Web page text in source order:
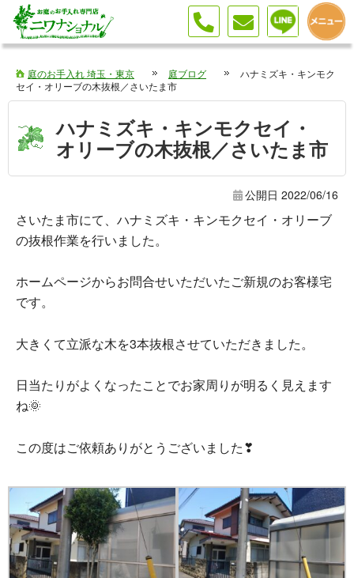
庭のお手入れ 埼玉・東京 庭ブログ
ハナミズキ・キンモク
セイ・オリーブの木抜根／さいたま市
ハナミズキ・キンモクセイ・
オリーブの木抜根／さいたま市
公開日 2022/06/16
さいたま市にて、ハナミズキ・キンモクセイ・オリーブ
の抜根作業を行いました。
ホームページからお問合せいただいたご新規のお客様宅
です。
大きくて立派な木を3本抜根させていただきました。
日当たりがよくなったことでお家周りが明るく見えます
ね🌞
この度はご依頼ありがとうございました❣